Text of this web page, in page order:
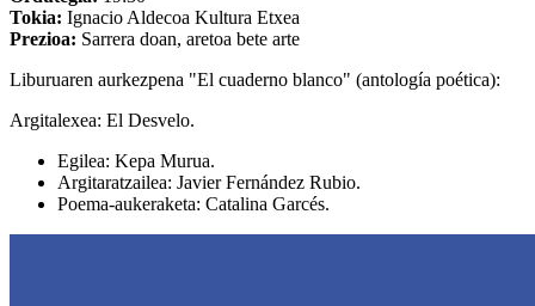
Tokia: Ignacio Aldecoa Kultura Etxea
Prezioa: Sarrera doan, aretoa bete arte
Liburuaren aurkezpena "El cuaderno blanco" (antología poética):
Argitalexea: El Desvelo.
Egilea: Kepa Murua.
Argitaratzailea: Javier Fernández Rubio.
Poema-aukeraketa: Catalina Garcés.